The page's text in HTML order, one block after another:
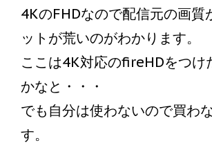
4KのFHDなので配信元の画質
ットが荒いのがわかります。
ここは4K対応のfireHDをつけ
かなと・・・
でも自分は使わないので買わ
す。